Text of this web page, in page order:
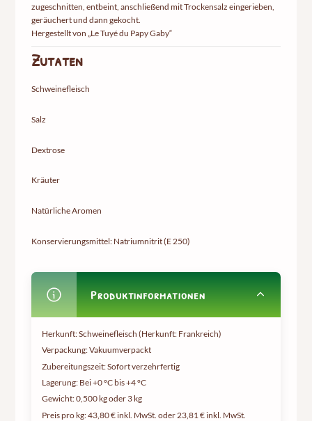
zugeschnitten, entbeint, anschließend mit Trockensalz eingerieben,
geräuchert und dann gekocht.
Hergestellt von „Le Tuyé du Papy Gaby“
Zutaten
Schweinefleisch
Salz
Dextrose
Kräuter
Natürliche Aromen
Konservierungsmittel: Natriumnitrit (E 250)
Produktinformationen
Herkunft: Schweinefleisch (Herkunft: Frankreich)
Verpackung: Vakuumverpackt
Zubereitungszeit: Sofort verzehrfertig
Lagerung: Bei +0 °C bis +4 °C
Gewicht:0,500 kg oder 3 kg
Preis pro kg:43,80 € inkl. MwSt. oder 23,81 € inkl. MwSt.